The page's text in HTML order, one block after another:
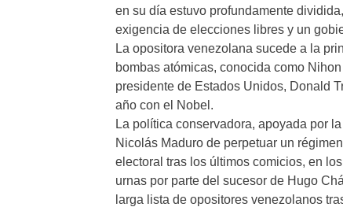
en su día estuvo profundamente
exigencia de elecciones libres y un
La opositora venezolana sucede a la
bombas atómicas, conocida como
presidente de Estados Unidos, Donald
año con el Nobel.
La política conservadora, apoyada por
Nicolás Maduro de perpetuar un
electoral tras los últimos comicios, en
urnas por parte del sucesor de Hugo
larga lista de opositores venezolanos